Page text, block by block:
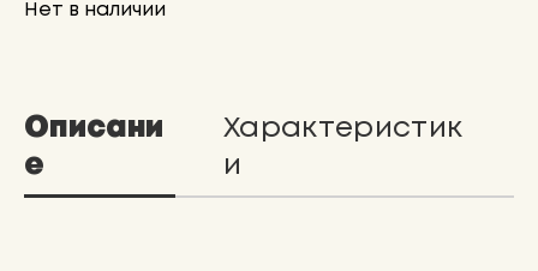
Нет в наличии
Описани
е
Характеристик
и